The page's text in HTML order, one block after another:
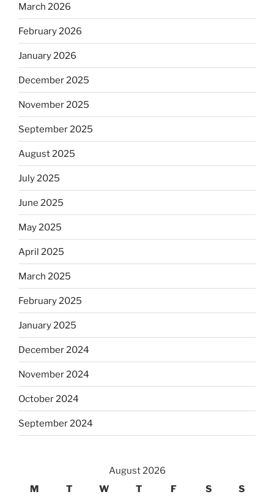
March 2026
February 2026
January 2026
December 2025
November 2025
September 2025
August 2025
July 2025
June 2025
May 2025
April 2025
March 2025
February 2025
January 2025
December 2024
November 2024
October 2024
September 2024
August 2026
M
T W T F S S